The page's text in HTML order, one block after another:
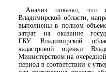
Анализ показал, что
Владимирской области,
выполнены в полном
затрат на оказание
ГБУ Владимирской
кадастровой оценки
Министерством на
период в соответствии с